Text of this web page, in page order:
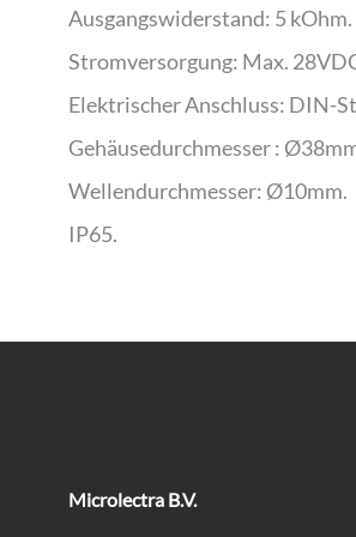
Ausgangswiderstand: 5 kOhm.
Stromversorgung: Max.
Elektrischer Anschluss: DIN-
Gehäusedurchmesser :
Wellendurchmesser: Ø10mm.
IP65.
Microlectra B.V.